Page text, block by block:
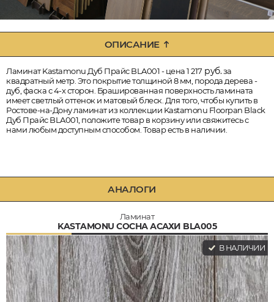
ОПИСАНИЕ
Ламинат Kastamonu Дуб Прайс BLA001 - цена 1 217 руб.за
квадратный метр. Это покрытие толщиной 8 мм, порода дерева -
дуб, фаска с 4-х сторон. Брашированная поверхность ламината
имеет светлый оттенок и матовый блеск. Для того, чтобы купить в
Ростове-на-Дону ламинат из коллекции Kastamonu Floorpan Black
Дуб Прайс BLA001, положите товар в корзину или свяжитесь с
нами любым доступным способом. Товар есть в наличии.
АНАЛОГИ
Ламинат
KASTAMONU СОСНА АСАХИ BLA005
В НАЛИЧИИ